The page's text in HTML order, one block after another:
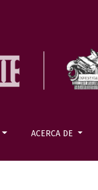
ACERCA DE